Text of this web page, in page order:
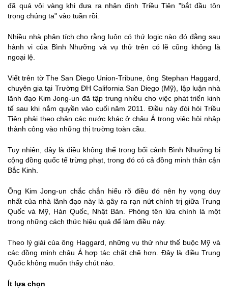
đã quá vội vàng khi đưa ra nhận định Triều Tiên "bắt đầu tôn
trọng chúng ta" vào tuần rồi.
Nhiều nhà phân tích cho rằng luôn có thứ logic nào đó đằng sau
hành vi của Bình Nhưỡng và vụ thử trên có lẽ cũng không là
ngoại lệ.
Viết trên tờ The San Diego Union-Tribune, ông Stephan Haggard,
chuyên gia tại Trường ĐH California San Diego (Mỹ), lập luận nhà
lãnh đạo Kim Jong-un đã tập trung nhiều cho việc phát triển kinh
tế sau khi nắm quyền vào cuối năm 2011. Điều này đòi hỏi Triều
Tiên phải theo chân các nước khác ở châu Á trong việc hội nhập
thành công vào những thị trường toàn cầu.
Tuy nhiên, đây là điều không thể trong bối cảnh Bình Nhưỡng bị
cộng đồng quốc tế trừng phạt, trong đó có cả đồng minh thân cận
Bắc Kinh.
Ông Kim Jong-un chắc chắn hiểu rõ điều đó nên hy vọng duy
nhất của nhà lãnh đạo này là gây ra rạn nứt chính trị giữa Trung
Quốc và Mỹ, Hàn Quốc, Nhật Bản. Phóng tên lửa chính là một
trong những cách thức hiệu quả để làm điều này.
Theo lý giải của ông Haggard, những vụ thử như thế buộc Mỹ và
các đồng minh châu Á hợp tác chặt chẽ hơn. Đây là điều Trung
Quốc không muốn thấy chút nào.
Ít lựa chọn